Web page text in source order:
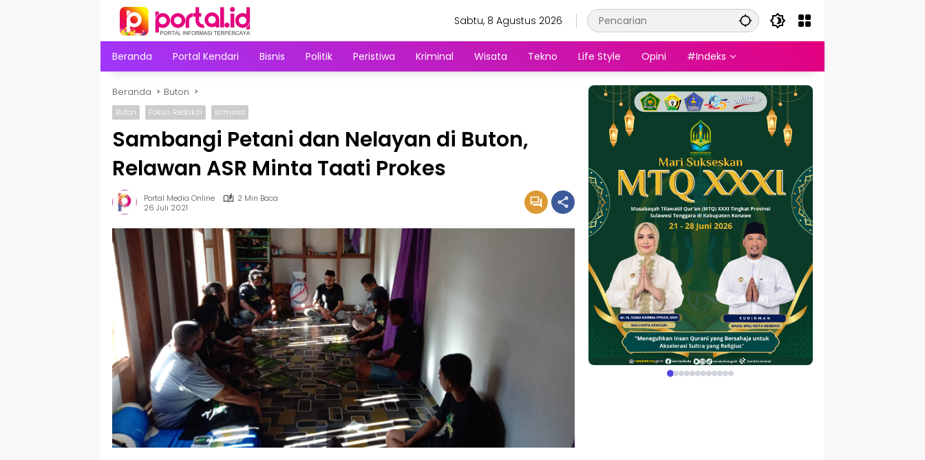
Sabtu, 8 Agustus 2026
Beranda Portal Kendari Bisnis Politik Peristiwa Kriminal Wisata Tekno Life Style Opini #Indeks
Beranda Buton
Buton Fokus Redaksi Kriminal
Sambangi Petani dan Nelayan di Buton,
Relawan ASR Minta Taati Prokes
Portal Media Online
2 Min Baca
26 Juli 2021